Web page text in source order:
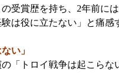
受賞歴を持ち、2年前に
は役に立たない」と痛
い」
「トロイ戦争は起こらな